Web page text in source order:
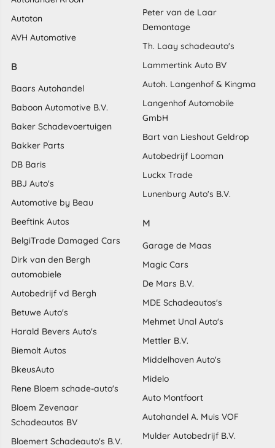
Autoton
AVH Automotive
B
Baars Autohandel
Baboon Automotive B.V.
Baker Schadevoertuigen
Bakker Parts
DB Baris
BBJ Auto's
Automotive by Beau
Beeftink Autos
BelgiTrade Damaged Cars
Dirk van den Bergh
automobiele
Autobedrijf vd Bergh
Betuwe Auto's
Harald Bevers Auto's
Biemolt Autos
BkeusAuto
Rene Bloem schade-auto's
Bloem Zevenaar
Schadeautos BV
Bloemert Schadeauto's B.V.
Peter van de Laar
Demontage
Th. Laay schadeauto's
Lammertink Auto BV
Autoh. Langenhof & Kingma
Langenhof Automobile
GmbH
Bart van Lieshout Geldrop
Autobedrijf Looman
Luckx Trade
Lunenburg Auto's B.V.
M
Garage de Maas
Magic Cars
De Mars B.V.
MDE Schadeautos's
Mehmet Unal Auto's
Mettler B.V.
Middelhoven Auto's
Midelo
Auto Montfoort
Autohandel A. Muis VOF
Mulder Autobedrijf B.V.